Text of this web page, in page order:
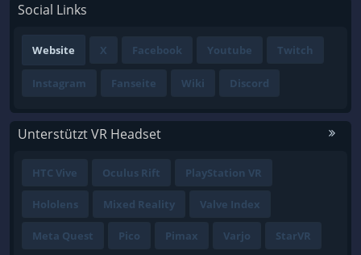
Social Links
Website X Facebook Youtube Twitch
Instagram Fanseite Wiki Discord
Unterstützt VR Headset
HTC Vive Oculus Rift PlayStation VR
Hololens Mixed Reality Valve Index
Meta Quest Pico Pimax Varjo StarVR